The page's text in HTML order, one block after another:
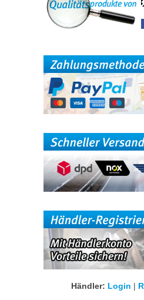
Händler: Login |